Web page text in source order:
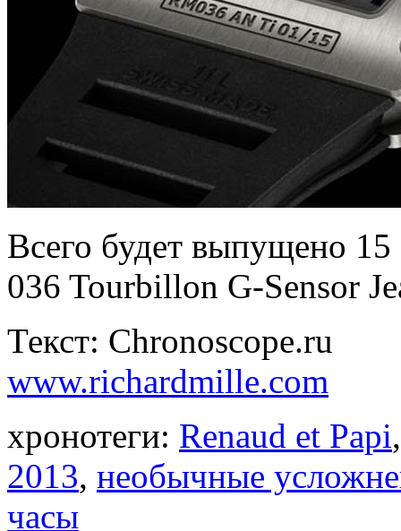
Всего будет выпущено
036 Tourbillon G-Sensor
Текст: Chronoscope.ru
www.richardmille.com
хронотеги: Renaud et Papi
2013, необычные
часы